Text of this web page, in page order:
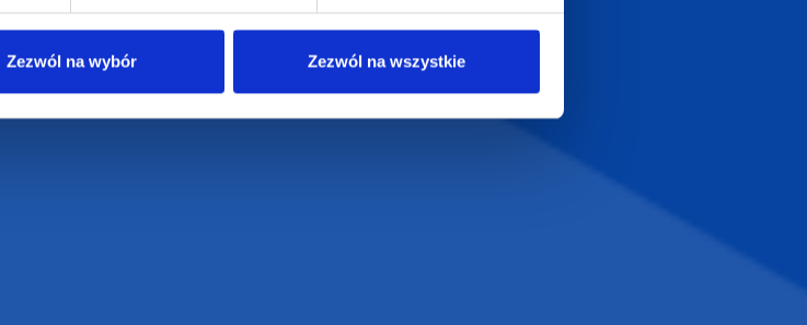
Zezwól na wybór Zezwól na wszystkie
SUPERGADŻET.com
KONTAKT